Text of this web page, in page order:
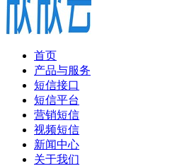
首页
产品与服务
短信接口
短信平台
营销短信
视频短信
新闻中心
关于我们